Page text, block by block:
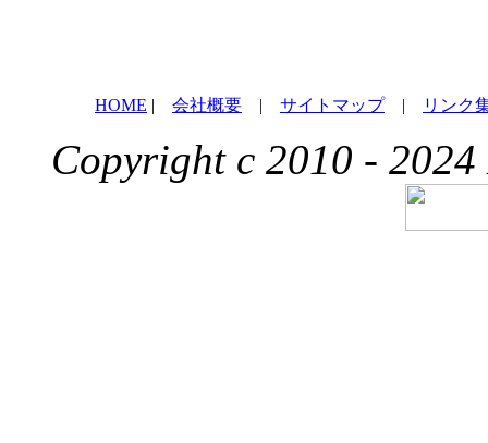
HOME | 会社概要 | サイトマップ| リンク
Copyright c 2010 - 2024